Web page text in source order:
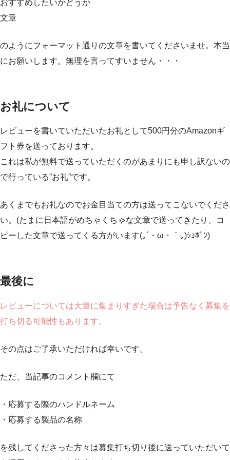
おすすめしたいかどうか
文章
のようにフォーマット通りの文章を書いてくださいませ。本当
にお願いします。無理を言ってすいません・・・
お礼について
レビューを書いていただいたお礼として500円分のAmazonギ
フト券を送っております。
これは私が無料で送っていただくのがあまりにも申し訳ないの
で行っている”お礼”です。
あくまでもお礼なのでお金目当ての方は送ってこないでくださ
い。(たまに日本語がめちゃくちゃな文章で送ってきたり、コ
ピーした文章で送ってくる方がいます(｡´・ω・｀｡)ｼｮﾎﾞﾝ)
最後に
レビューについては大量に集まりすぎた場合は予告なく募集を
打ち切る可能性もあります。
その点はご了承いただければ幸いです。
ただ、当記事のコメント欄にて
・応募する際のハンドルネーム
・応募する製品の名称
を残してくださった方々は募集打ち切り後に送っていただいて